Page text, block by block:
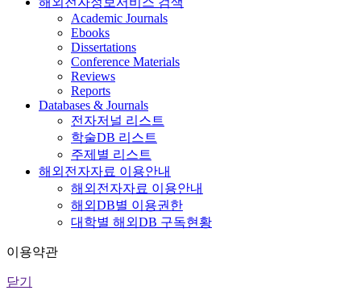
Academic Journals
Ebooks
Dissertations
Conference Materials
Reviews
Reports
Databases & Journals
전자저널 리스트
학술DB 리스트
주제별 리스트
해외전자자료 이용안내
해외전자자료 이용안내
해외DB별 이용권한
대학별 해외DB 구독현황
이용약관
닫기